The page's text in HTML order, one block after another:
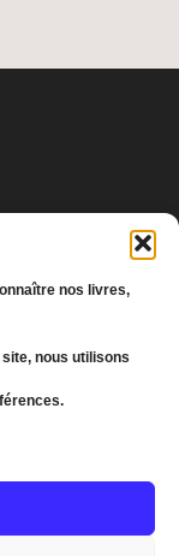
nos livres,
nous utilisons